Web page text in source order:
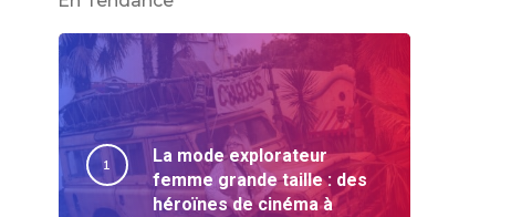
La mode explorateur
femme grande taille : des
héroïnes de cinéma à